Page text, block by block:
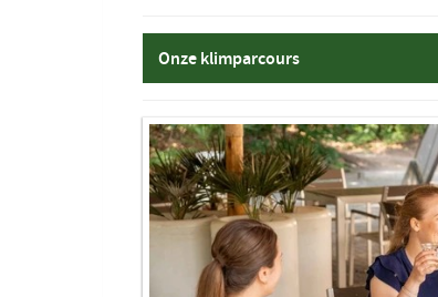
Onze klimparcours